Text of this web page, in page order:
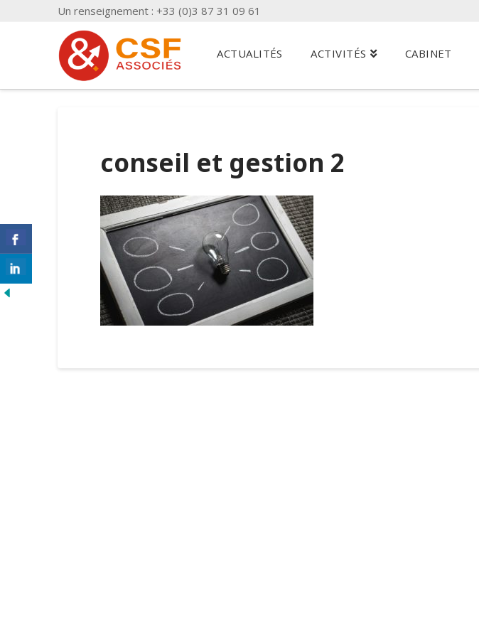
Un renseignement : +33 (0)3 87 31 09 61
ACTUALITÉS ACTIVITÉS CABINET
conseil et gestion 2